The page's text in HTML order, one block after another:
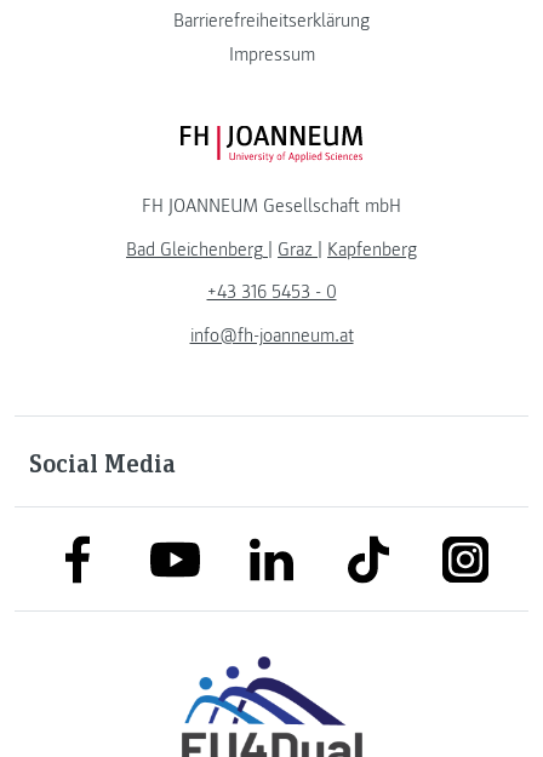
Barrierefreiheitserklärung
Impressum
FH JOANNEUM Logo
FH JOANNEUM Gesellschaft mbH
Bad Gleichenberg | Graz | Kapfenberg
+43 316 5453 - 0
info@fh-joanneum.at
Social Media
link to facebooklink to youtubelink to linkedinlink to tiktok link to